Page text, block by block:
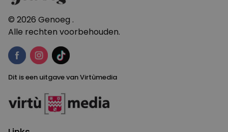
© 2026 Genoeg .
Alle rechten voorbehouden.
Dit is een uitgave van Virtùmedia